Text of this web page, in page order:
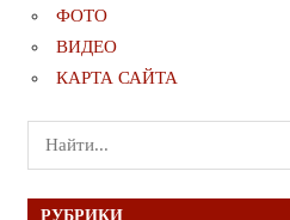
ФОТО
ВИДЕО
КАРТА САЙТА
Поиск
для:
РУБРИКИ